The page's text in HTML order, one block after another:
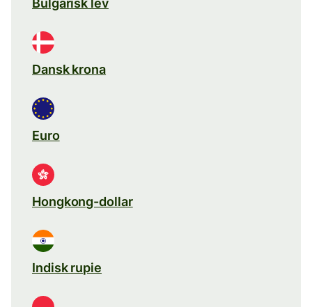
Bulgarisk lev
Dansk krona
Euro
Hongkong-dollar
Indisk rupie